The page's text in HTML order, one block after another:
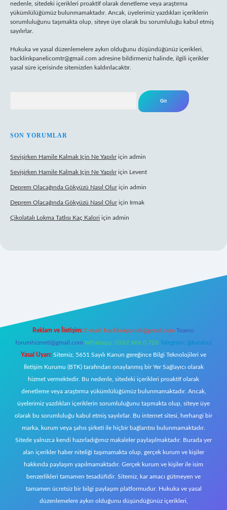
nedenle, sitedeki içerikleri proaktif olarak denetleme veya araştırma
yükümlülüğümüz bulunmamaktadır. Ancak, üyelerimiz yazdıkları içeriklerin
sorumluluğunu taşımakta olup, siteye üye olarak bu sorumluluğu kabul etmiş
sayılırlar.
Hukuka ve yasal düzenlemelere aykırı olduğunu düşündüğünüz içerikleri,
backlinkpanelicomtr@gmail.com adresine bildirmeniz halinde, ilgili içerikler
yasal süre içerisinde sitemizden kaldırılacaktır.
SON YORUMLAR
Sevişirken Hamile Kalmak Için Ne Yapılıriçin admin
Sevişirken Hamile Kalmak Için Ne Yapılıriçin Levent
Deprem Olacağında Gökyüzü Nasıl Oluriçin admin
Deprem Olacağında Gökyüzü Nasıl Oluriçin Irmak
Çikolatalı Lokma Tatlısı Kaç Kalori için admin
Reklam ve İletişim: E-mail: backlinkpaneli@gmail.com Teams:
forumhizmeti@gmail.com Whatsapp: 0262 606 0 726 Telegram: @karabul
Yasal Uyarı: Sitemiz, 5651 Sayılı Kanun gereğince Bilgi Teknolojileri ve
İletişim Kurumu (BTK) tarafından onaylanmış bir Yer Sağlayıcı olarak
hizmet vermektedir. Bu nedenle, sitedeki içerikleri proaktif olarak
denetleme veya araştırma yükümlülüğümüz bulunmamaktadır. Ancak,
üyelerimiz yazdıkları içeriklerin sorumluluğunu taşımakta olup, siteye üye
olarak bu sorumluluğu kabul etmiş sayılırlar. Bu internet sitesi, herhangi bir
marka, kurum veya şahıs şirketi ile hiçbir bağlantısı bulunmamaktadır.
Sitede yalnızca kendi hazırladığımız makaleler paylaşılmaktadır. Burada yer
alan içerikler haber niteliği taşımamakta olup, gerçek kurum ve kişiler
hakkında paylaşım yapılmamaktadır. Gerçek kurum ve kişiler ile isim
benzerlikleri tamamen tesadüfidir. Sitemiz, kar amacı gütmeyen ve
tamamen ücretsiz bir bilgi paylaşım platformudur. Hukuka ve yasal
düzenlemelere aykırı olduğunu düşündüğünüz içerikleri,